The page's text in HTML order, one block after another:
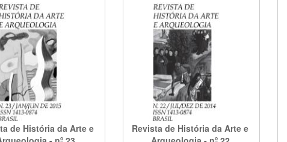
de História da Arte e
Revista de História da Arte e